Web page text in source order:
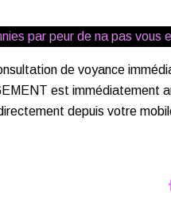
de voyance
est immédiatement
depuis votre